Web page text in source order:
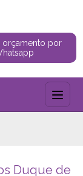
orçamento por
DUQUE DE CAXIAS
Duque de